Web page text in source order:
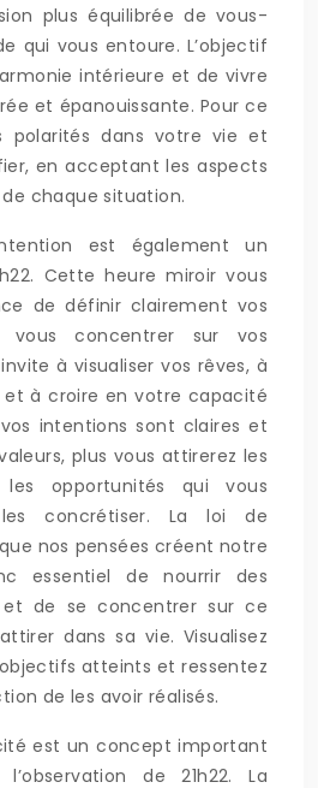
plus équilibrée de vous-
qui vous entoure. L’objectif
intérieure et de vivre
et épanouissante. Pour ce
polarités dans votre vie et
en acceptant les aspects
chaque situation.
est également un
Cette heure miroir vous
de définir clairement vos
concentrer sur vos
à visualiser vos rêves, à
à croire en votre capacité
intentions sont claires et
plus vous attirerez les
opportunités qui vous
concrétiser. La loi de
nos pensées créent notre
essentiel de nourrir des
et de se concentrer sur ce
dans sa vie. Visualisez
atteints et ressentez
de les avoir réalisés.
est un concept important
de 21h22. La